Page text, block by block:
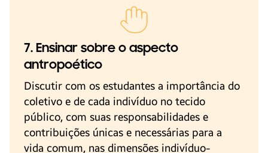
7. Ensinar sobre o aspecto
antropoético
Discutir com os estudantes a importância do
coletivo e de cada indivíduo no tecido
público, com suas responsabilidades e
contribuições únicas e necessárias para a
vida comum, nas dimensões indivíduo-